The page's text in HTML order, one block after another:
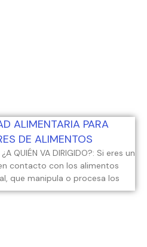
ALIMENTARIA PARA
DE ALIMENTOS
QUIÉN VA DIRIGIDO?: Si eres un
contacto con los alimentos
que manipula o procesa los